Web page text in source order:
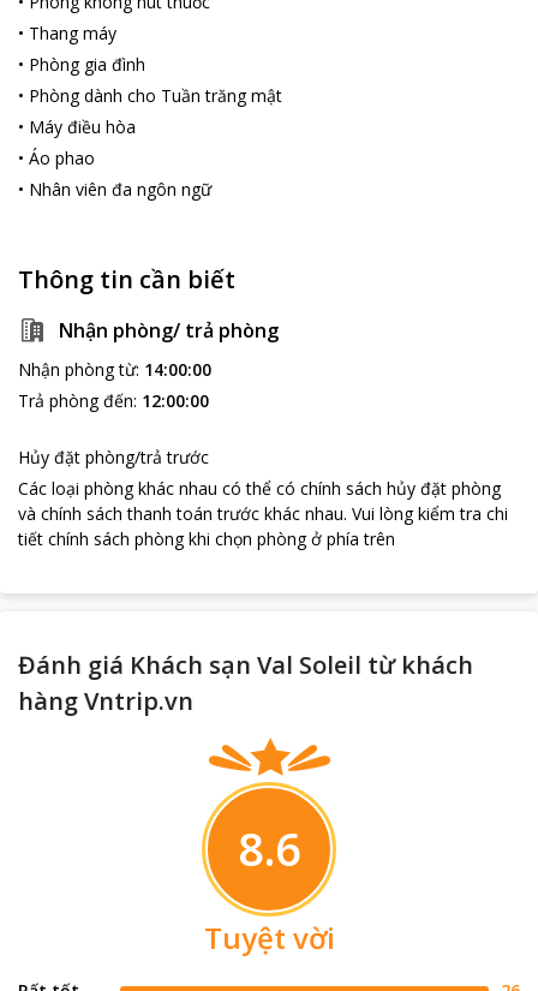
• Thang máy
• Phòng gia đình
• Phòng dành cho Tuần trăng mật
• Máy điều hòa
• Áo phao
• Nhân viên đa ngôn ngữ
Thông tin cần biết
Nhận phòng/ trả phòng
Nhận phòng từ: 14:00:00
Trả phòng đến: 12:00:00
Hủy đặt phòng/trả trước
Các loại phòng khác nhau có thể có chính sách hủy đặt phòng
và chính sách thanh toán trước khác nhau. Vui lòng kiểm tra chi
tiết chính sách phòng khi chọn phòng ở phía trên
Đánh giá Khách sạn Val Soleil từ khách
hàng Vntrip.vn
8.6
Tuyệt vời